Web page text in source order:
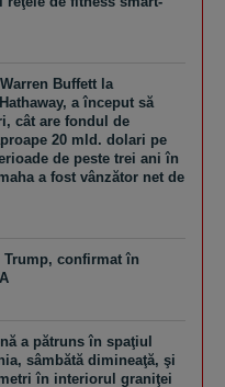
Buffett la
a început să
cât are fondul de
20 mld. dolari pe
de peste trei ani în
a fost vânzător net de
confirmat în
a pătruns în spaţiul
sâmbătă dimineaţă, şi
în interiorul graniţei